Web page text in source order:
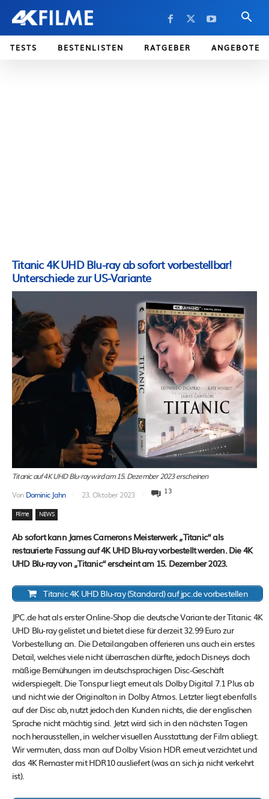
TESTS BESTENLISTEN RATGEBER ANGEBOTE
Titanic 4K UHD Blu-ray ab sofort vorbestellbar!
Unterschiede zur US-Variante
Titanic auf 4K UHD Blu-ray wird am 15. Dezember 2023 erscheinen
Von Dominic Jahn 23. Oktober 2023 13
Filme NEWS
Ab sofort kann James Camerons Meisterwerk „Titanic“ als
restaurierte Fassung auf 4K UHD Blu-ray vorbestellt werden. Die 4K
UHD Blu-ray von „Titanic“ erscheint am 15. Dezember 2023.
Titanic 4K UHD Blu-ray (Standard) auf jpc.de vorbestellen
JPC.de hat als erster Online-Shop die deutsche Variante der Titanic 4K
UHD Blu-ray gelistet und bietet diese für derzeit 32.99 Euro zur
Vorbestellung an. Die Detailangaben offerieren uns auch ein erstes
Detail, welches viele nicht überraschen dürfte, jedoch Disneys doch
mäßige Bemühungen im deutschsprachigen Disc-Geschäft
widerspiegelt. Die Tonspur liegt erneut als Dolby Digital 7.1 Plus ab
und nicht wie der Originalton in Dolby Atmos. Letzter liegt ebenfalls
auf der Disc ab, nutzt jedoch den Kunden nichts, die der englischen
Sprache nicht mächtig sind. Jetzt wird sich in den nächsten Tagen
noch herausstellen, in welcher visuellen Ausstattung der Film abliegt.
Wir vermuten, dass man auf Dolby Vision HDR erneut verzichtet und
das 4K Remaster mit HDR10 ausliefert (was an sich ja nicht verkehrt
ist).